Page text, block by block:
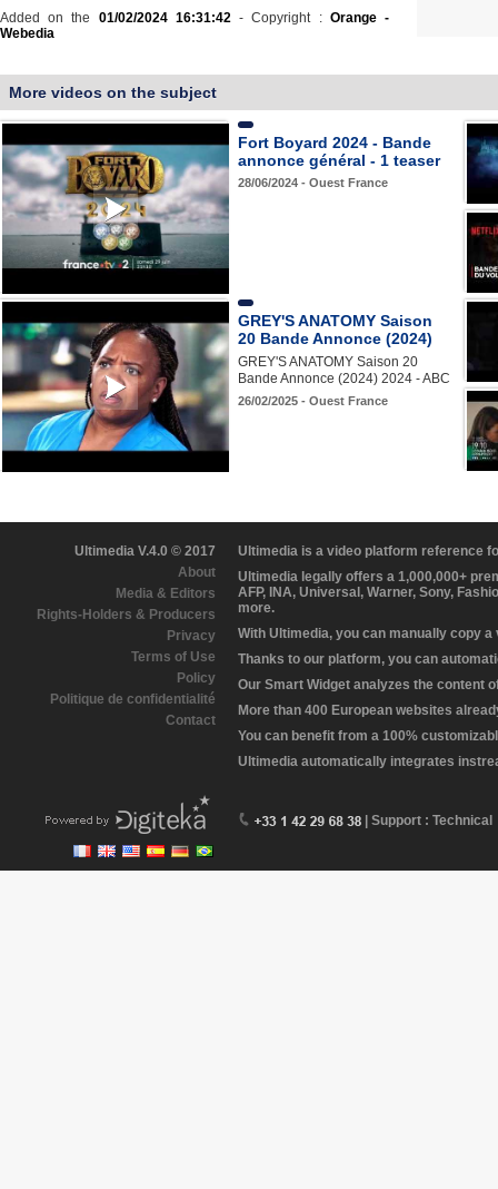
Added on the 01/02/2024 16:31:42- Copyright : Orange -
Webedia
More videos on the subject
Fort Boyard 2024 - Bande
annonce général - 1 teaser
28/06/2024 - Ouest France
GREY'S ANATOMY Saison
20 Bande Annonce (2024)
GREY'S ANATOMY Saison 20
Bande Annonce (2024) 2024 - ABC
26/02/2025 - Ouest France
Ultimedia V.4.0 © 2017
About
Media & Editors
Rights-Holders & Producers
Privacy
Terms of Use
Policy
Politique de confidentialité
Contact
Ultimedia is a video platform reference
Ultimedia legally offers a 1,000,000+
AFP, INA, Universal, Warner, Sony,
more.
With Ultimedia, you can manually copy
Thanks to our platform, you can
Our Smart Widget analyzes the content
More than 400 European websites
You can benefit from a 100%
Ultimedia automatically integrates
| Support : Technical